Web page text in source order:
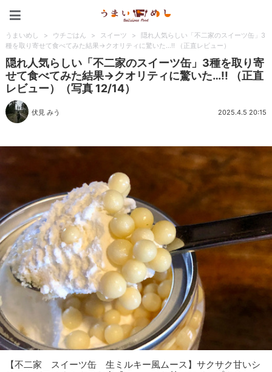
うまいめし > ウチごはん > スイーツ >
隠れ人気らしい「不二家のスイーツ缶」3
種を取り寄せて食べてみた結果→クオリティに驚いた…!! （正直レビュー）
隠れ人気らしい「不二家のスイーツ缶」3種を取り寄
せて食べてみた結果→クオリティに驚いた…!! （正直
レビュー）（写真 12/14）
伏見 みう 2025.4.5 20:15
【不二家 スイーツ缶 生ミルキー風ムース】サクサク甘いシ